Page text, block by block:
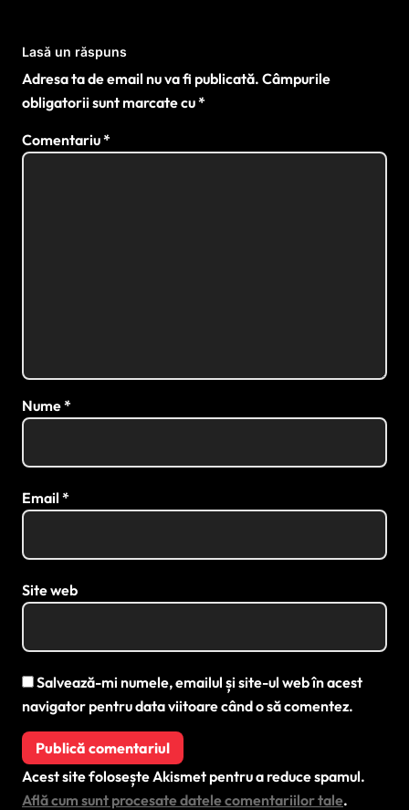
Lasă un răspuns
Adresa ta de email nu va fi publicată. Câmpurile
obligatorii sunt marcate cu*
Comentariu*
Nume*
Email *
Site web
Salvează-mi numele, emailul și site-ul web în acest
navigator pentru data viitoare când o să comentez.
Acest site folosește Akismet pentru a reduce spamul.
Află cum sunt procesate datele comentariilor tale.